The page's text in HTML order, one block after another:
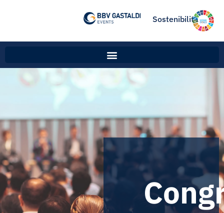
Sostenibilità